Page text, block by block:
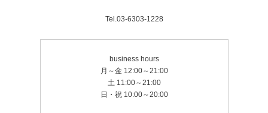
Tel.03-6303-1228
business hours
月～金 12:00～21:00
土 11:00～21:00
日・祝 10:00～20:00